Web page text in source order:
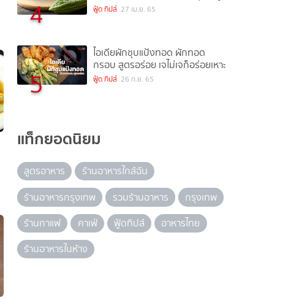
4 ฟู้ด ทิปส์ 27 เม.ย. 65
5
ไอเดียผักชุบแป้งทอด ผักทอด
กรอบ สูตรอร่อย เจไม่เจก็อร่อยเหาะ
ฟู้ด ทิปส์ 26 ก.ย. 65
แท็กยอดนิยม
สูตรอาหาร
ร้านอาหารใกล้ฉัน
ร้านอาหารกรุงเทพ
รวมร้านอาหาร
กรุงเทพ
ร้านกาแฟ
คาเฟ่ ฟู้ดทิปส์
อาหารไทย
ร้านอาหารในห้าง